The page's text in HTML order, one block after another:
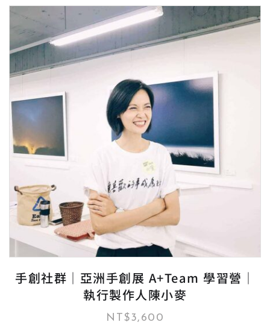
手創社群｜亞洲手創展 A+Team 學習營｜
執行製作人陳小麥
NT$3,600